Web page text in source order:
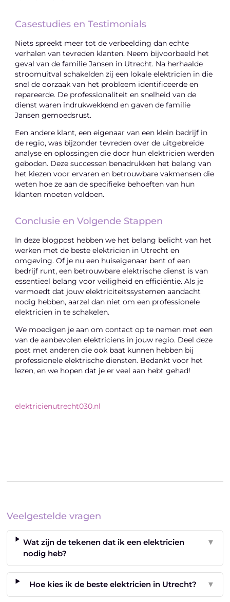
Casestudies en Testimonials
Niets spreekt meer tot de verbeelding dan echte
verhalen van tevreden klanten. Neem bijvoorbeeld het
geval van de familie Jansen in Utrecht. Na herhaalde
stroomuitval schakelden zij een lokale elektricien in die
snel de oorzaak van het probleem identificeerde en
repareerde. De professionaliteit en snelheid van de
dienst waren indrukwekkend en gaven de familie
Jansen gemoedsrust.
Een andere klant, een eigenaar van een klein bedrijf in
de regio, was bijzonder tevreden over de uitgebreide
analyse en oplossingen die door hun elektricien werden
geboden. Deze successen benadrukken het belang van
het kiezen voor ervaren en betrouwbare vakmensen die
weten hoe ze aan de specifieke behoeften van hun
klanten moeten voldoen.
Conclusie en Volgende Stappen
In deze blogpost hebben we het belang belicht van het
werken met de beste elektricien in Utrecht en
omgeving. Of je nu een huiseigenaar bent of een
bedrijf runt, een betrouwbare elektrische dienst is van
essentieel belang voor veiligheid en efficiëntie. Als je
vermoedt dat jouw elektriciteitssystemen aandacht
nodig hebben, aarzel dan niet om een professionele
elektricien in te schakelen.
We moedigen je aan om contact op te nemen met een
van de aanbevolen elektriciens in jouw regio. Deel deze
post met anderen die ook baat kunnen hebben bij
professionele elektrische diensten. Bedankt voor het
lezen, en we hopen dat je er veel aan hebt gehad!
elektricienutrecht030.nl
Veelgestelde vragen
Wat zijn de tekenen dat ik een elektricien
nodig heb?
▼
Hoe kies ik de beste elektricien in Utrecht? ▼